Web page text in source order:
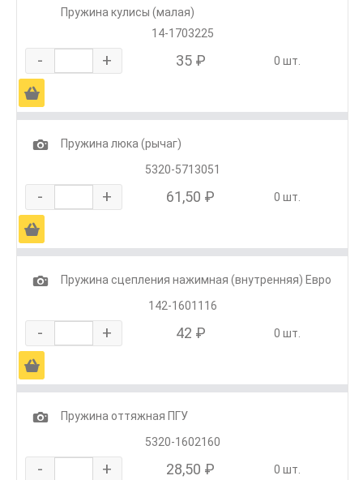
Пружина кулисы (малая)
14-1703225
- + 35 ₽ 0 шт.
Ä
1
Пружина люка (рычаг)
5320-5713051
- + 61,50 ₽ 0 шт.
Ä
1
Пружина сцепления нажимная (внутренняя) Евро
142-1601116
- + 42 ₽ 0 шт.
Ä
1
Пружина оттяжная ПГУ
5320-1602160
- + 28,50 ₽ 0 шт.